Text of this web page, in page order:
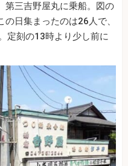
第三吉野屋丸に乗船。図の
日集まったのは26人で、
定刻の13時より少し前に